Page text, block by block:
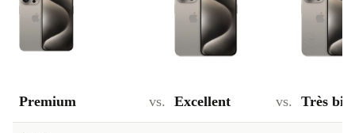
Premium vs. Excellent vs. Très